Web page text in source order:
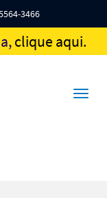
3466
clique aqui.
Toggle